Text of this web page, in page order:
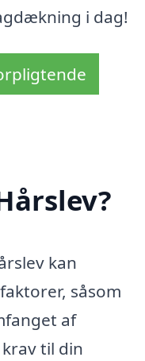
i dag!
kan
såsom
af
til din